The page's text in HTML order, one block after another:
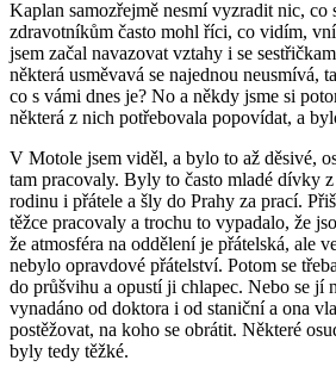
Kaplan samozřejmě nesmí vyzradit nic, co
zdravotníkům často mohl říci, co vidím,
jsem začal navazovat vztahy i se
některá usměvavá se najednou neusmívá,
co s vámi dnes je? No a někdy jsme si
některá z nich potřebovala popovídat, a
V Motole jsem viděl, a bylo to až děsivé,
tam pracovaly. Byly to často mladé dívky
rodinu i přátele a šly do Prahy za prací.
těžce pracovaly a trochu to vypadalo, že
že atmosféra na oddělení je přátelská, ale
nebylo opravdové přátelství. Potom se
do průšvihu a opustí ji chlapec. Nebo se jí
vynadáno od doktora i od staniční a ona
postěžovat, na koho se obrátit. Některé
byly tedy těžké.